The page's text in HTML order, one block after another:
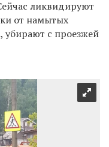
ликвидируют
от намытых
убирают с проезжей